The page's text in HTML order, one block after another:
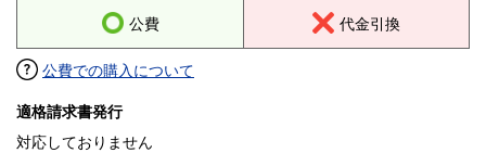
公費 代金引換
公費での購入について
適格請求書発行
対応しておりません